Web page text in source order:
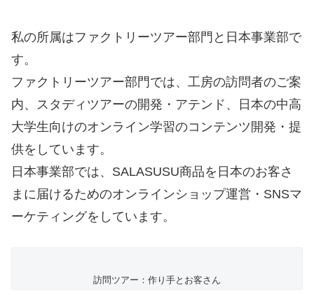
私の所属はファクトリーツアー部門と日本事業部で
す。
ファクトリーツアー部門では、工房の訪問者のご案
内、スタディツアーの開発・アテンド、日本の中高
大学生向けのオンライン学習のコンテンツ開発・提
供をしています。
日本事業部では、SALASUSU商品を日本のお客さ
まに届けるためのオンラインショップ運営・SNSマ
ーケティングをしています。
訪問ツアー：作り手とお客さん